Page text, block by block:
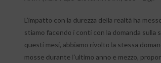
L’impatto con la durezza della realtà ha
stiamo facendo i conti con la domanda sulla
questi mesi, abbiamo rivolto la stessa
mosse durante l’ultimo anno e mezzo,